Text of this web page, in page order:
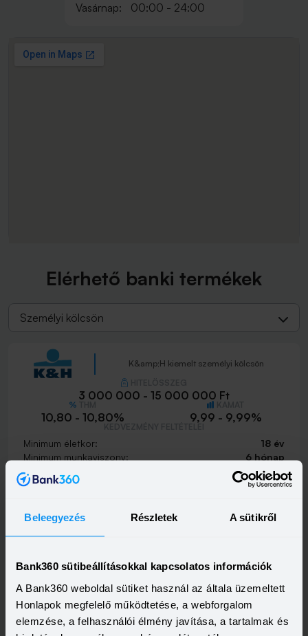
Beleegyezés Részletek A sütikről
Bank360 sütibeállításokkal kapcsolatos információk
A Bank360 weboldal sütiket használ az általa üzemeltett
Honlapok megfelelő működtetése, a webforgalom
elemzése, a felhasználói élmény javítása, a tartalmak és
Vasárnap:
00:00 - 24:00
Elérhető banki termékek
Személyi kölcsön
K&amp;H kiemelt személyi kölcsön
3 000 000 - 15 000 000 Ft
10,80 - 10,80% 9,99 - 9,99%
Minimum életkor:
18 év
Minimum munkaviszony:
6 hónap
Minimum jövedelem:
400 000 Ft
K&amp;H személyi kölcsön
HITELÖSSZEG
500 000 - 15 000 000 Ft
THM
21,20 - 21,20%
KAMAT
18,99 - 18,99%